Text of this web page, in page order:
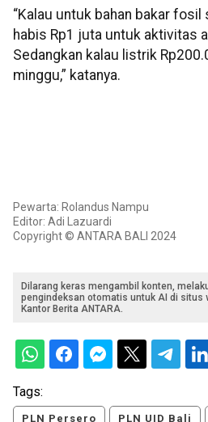
“Kalau untuk bahan bakar
habis Rp1 juta untuk aktivitas
Sedangkan kalau listrik
minggu,” katanya.
Pewarta: Rolandus Nampu
Editor: Adi Lazuardi
Copyright © ANTARA BALI 2024
Dilarang keras mengambil konten,
pengindeksan otomatis untuk AI di situs
Kantor Berita ANTARA.
Tags:
PLN Persero PLN UID Bali